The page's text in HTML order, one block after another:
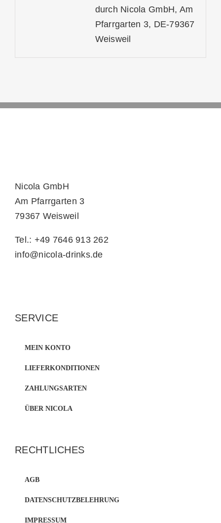
durch Nicola GmbH, Am
Pfarrgarten 3, DE-79367
Weisweil
Nicola GmbH
Am Pfarrgarten 3
79367 Weisweil
Tel.: +49 7646 913 262
info@nicola-drinks.de
SERVICE
MEIN KONTO
LIEFERKONDITIONEN
ZAHLUNGSARTEN
ÜBER NICOLA
RECHTLICHES
AGB
DATENSCHUTZBELEHRUNG
IMPRESSUM